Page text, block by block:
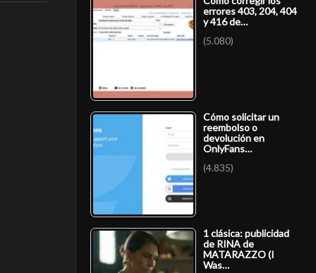
errores 403, 204, 404
y 416 de…
(5.080)
Cómo solicitar un
reembolso o
devolución en
OnlyFans…
(4.835)
1 clásica: publicidad
de RINA de
MATARAZZO (I
Was…